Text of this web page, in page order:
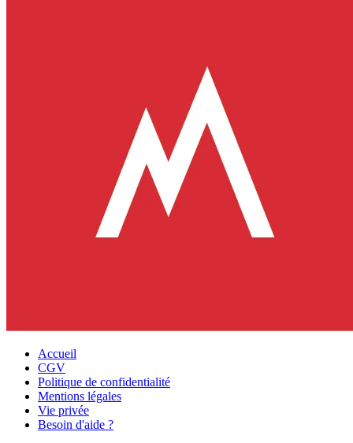
Accueil
CGV
Politique de confidentialité
Mentions légales
Vie privée
Besoin d'aide ?